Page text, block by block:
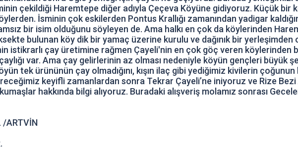
çekildiği Haremtepe diğer adıyla Çeçeva Köyüne gidiyoruz. Küçük bir
İsminin çok eskilerden Pontus Krallığı zamanından yadigar
bir isim olduğunu söyleyen de. Ama halkı en çok da köylerinden
bulunan köy dik bir yamaç üzerine kurulu ve dağınık bir yerleşimden
istikrarlı çay üretimine rağmen Çayeli'nin en çok göç veren köylerinden
var. Ama çay gelirlerinin az olması nedeniyle köyün gençleri büyük
tek ürününün çay olmadığını, kışın ilaç gibi yediğimiz kivilerin
keyifli zamanlardan sonra Tekrar Çayeli’ne iniyoruz ve Rize
hakkında bilgi alıyoruz. Buradaki alışveriş molamız sonrası
/ARTVİN